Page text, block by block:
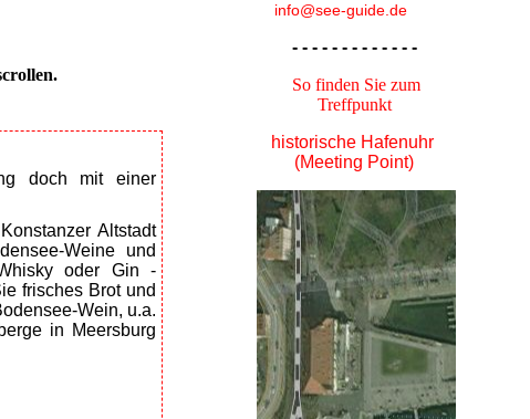
doch mit einer
Altstadt
Weine und
oder Gin -
frisches Brot und
Wein, u.a.
in Meersburg
info@see-guide.de
- - - - - - - - - - - - -
So finden Sie zum
Treffpunkt
historische Hafenuhr
(Meeting Point)